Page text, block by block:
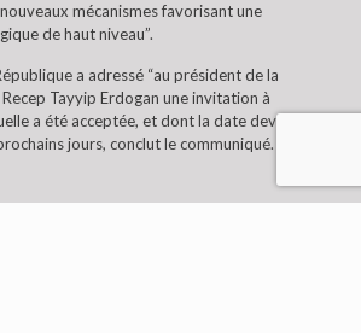
mécanismes favorisant une
de haut niveau”.
a adressé “au président de la
Tayyip Erdogan une invitation à
a été acceptée, et dont la date devant
jours, conclut le communiqué.